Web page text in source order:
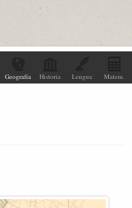
Geografía Historia Lengua Matem.